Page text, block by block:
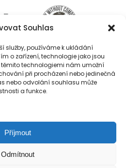
Souhlas
služby, používáme k ukládání
o zařízení, technologie jako jsou
technologiemi nám umožní
při procházení nebo jedinečná
nebo odvolání souhlasu může
a funkce.
Příjmout
Odmítnout
O nás
podmínky
osobních údajů